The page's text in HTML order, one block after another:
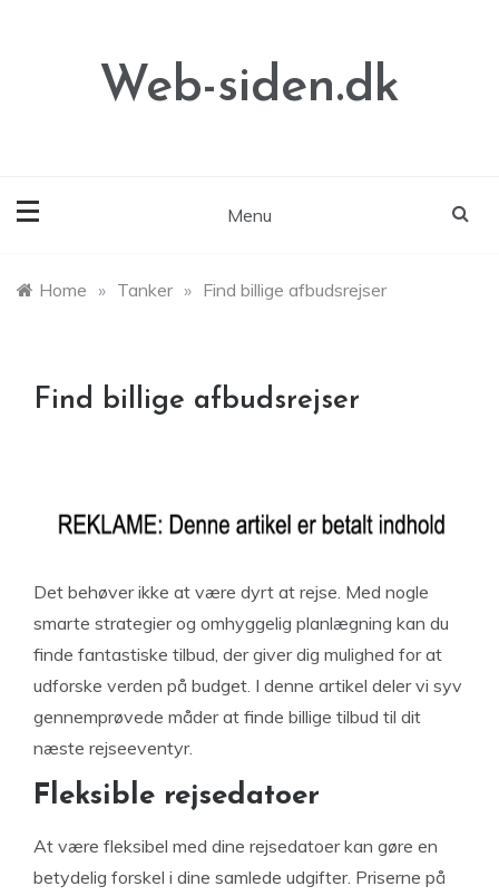
Web-siden.dk
Menu
Home » Tanker » Find billige afbudsrejser
Find billige afbudsrejser
Det behøver ikke at være dyrt at rejse. Med nogle
smarte strategier og omhyggelig planlægning kan du
finde fantastiske tilbud, der giver dig mulighed for at
udforske verden på budget. I denne artikel deler vi syv
gennemprøvede måder at finde billige tilbud til dit
næste rejseeventyr.
Fleksible rejsedatoer
At være fleksibel med dine rejsedatoer kan gøre en
betydelig forskel i dine samlede udgifter. Priserne på